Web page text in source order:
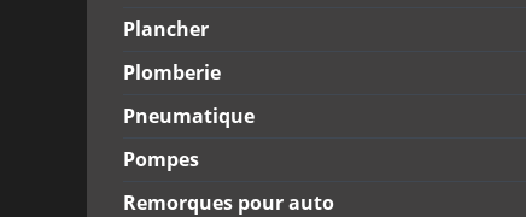
Plancher
Plomberie
Pneumatique
Pompes
Remorques pour auto